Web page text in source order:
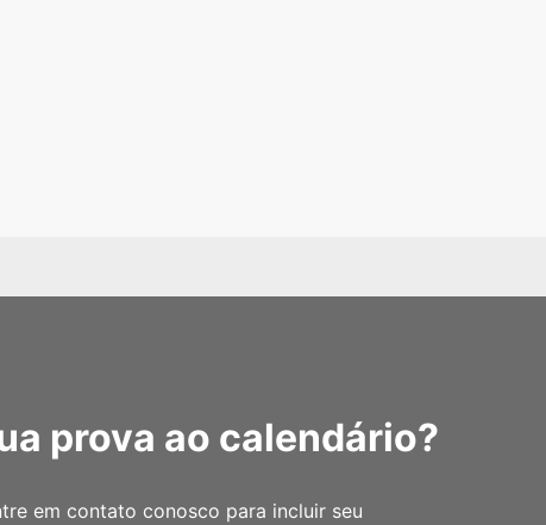
prova ao calendário?
em contato conosco para incluir seu